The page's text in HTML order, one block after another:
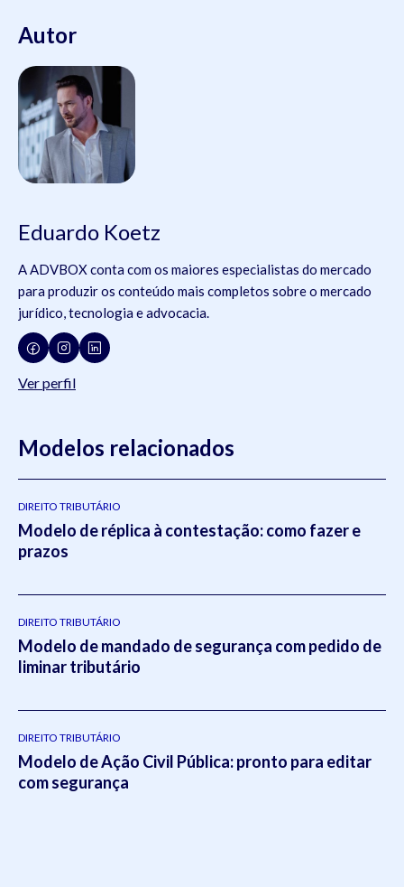
Autor
Eduardo Koetz
A ADVBOX conta com os maiores especialistas do mercado
para produzir os conteúdo mais completos sobre o mercado
jurídico, tecnologia e advocacia.
Ver perfil
Modelos relacionados
DIREITO TRIBUTÁRIO
Modelo de réplica à contestação: como fazer e
prazos
DIREITO TRIBUTÁRIO
Modelo de mandado de segurança com pedido de
liminar tributário
DIREITO TRIBUTÁRIO
Modelo de Ação Civil Pública: pronto para editar
com segurança